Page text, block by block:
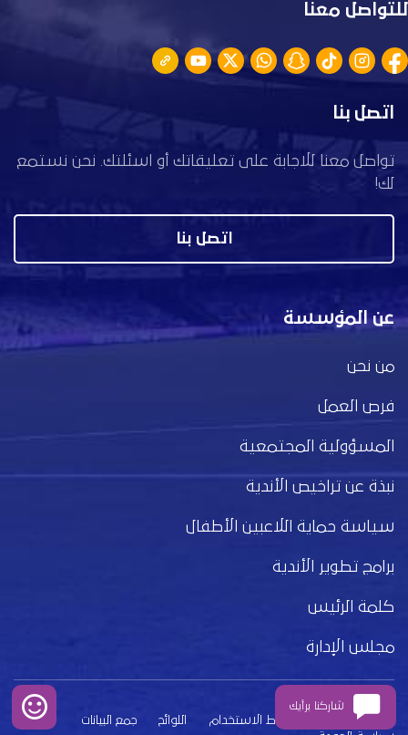
للتواصل معنا
اتصل بنا
تواصل معنا للاجابة على تعليقاتك أو اسئلتك. نحن نستمع
لك!
اتصل بنا
عن المؤسسة
من نحن
فرص العمل
المسؤولية المجتمعية
نبذة عن تراخيص الأندية
سياسة حماية اللاعبين الأطفال
برامج تطوير الأندية
كلمة الرئيس
مجلس الإدارة
بيان الخصوصية شروط الاستخدام اللوائح
جمع البيانات
شاركنا برأيك